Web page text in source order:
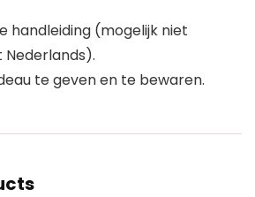
handleiding (mogelijk niet
te geven en te bewaren.